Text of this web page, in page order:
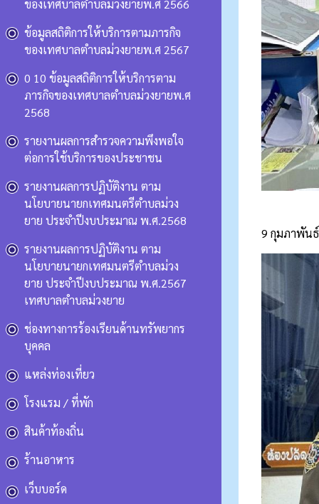
ของเทศบาลตำบลม่วงยายพ.ศ 2566
ข้อมูลสถิติการให้บริการตามภารกิจ
ของเทศบาลตำบลม่วงยายพ.ศ 2567
0 10 ข้อมูลสถิติการให้บริการตาม
ภารกิจของเทศบาลตำบลม่วงยายพ.ศ
2568
รายงานผลการสำรวจความพึงพอใจ
ต่อการใช้บริการของประชาชน
รายงานผลการปฏิบัติงาน ตาม
นโยบายนายกเทศมนตรีตำบลม่วง
ยาย ประจำปีงบประมาณ พ.ศ.2568
รายงานผลการปฏิบัติงาน ตาม
นโยบายนายกเทศมนตรีตำบลม่วง
ยาย ประจำปีงบประมาณ พ.ศ.2567
เทศบาลตำบลม่วงยาย
ช่องทางการร้องเรียนด้านทรัพยากร
บุคคล
แหล่งท่องเที่ยว
โรงแรม / ที่พัก
สินค้าท้องถิ่น
ร้านอาหาร
เว็บบอร์ด
9 กุมภาพันธ์